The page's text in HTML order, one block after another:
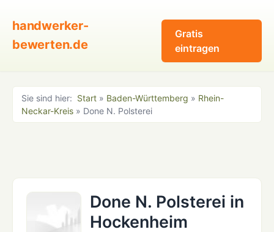
handwerker-
bewerten.de
Gratis
eintragen
Sie sind hier: Start » Baden-Württemberg » Rhein-
Neckar-Kreis » Done N. Polsterei
Done N. Polsterei in
Hockenheim